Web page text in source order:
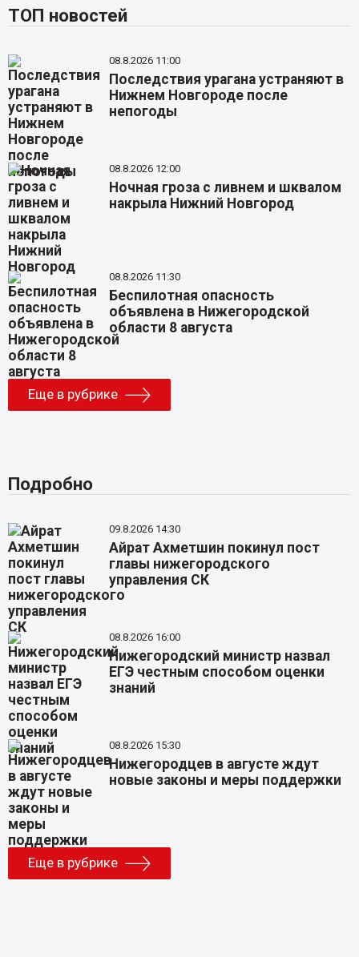
ТОП новостей
08.8.2026 11:00
Последствия урагана устраняют в
Нижнем Новгороде после
непогоды
08.8.2026 12:00
Ночная гроза с ливнем и шквалом
накрыла Нижний Новгород
08.8.2026 11:30
Беспилотная опасность
объявлена в Нижегородской
области 8 августа
Еще в рубрике
Подробно
09.8.2026 14:30
Айрат Ахметшин покинул пост
главы нижегородского
управления СК
08.8.2026 16:00
Нижегородский министр назвал
ЕГЭ честным способом оценки
знаний
08.8.2026 15:30
Нижегородцев в августе ждут
новые законы и меры поддержки
Еще в рубрике